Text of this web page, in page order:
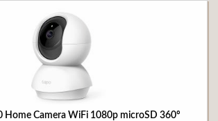
Home Camera WiFi 1080p microSD 360º